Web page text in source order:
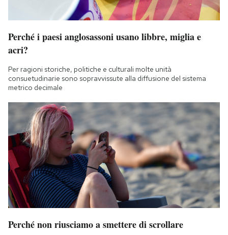
Perché i paesi anglosassoni usano libbre, miglia e
acri?
Per ragioni storiche, politiche e culturali molte unità
consuetudinarie sono sopravvissute alla diffusione del sistema
metrico decimale
Perché non riusciamo a smettere di scrollare